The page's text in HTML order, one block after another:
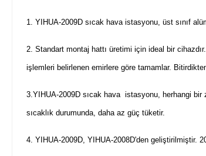
1. YIHUA-2009D sıcak hava istasyonu, üst sınıf
2. Standart montaj hattı üretimi için ideal bir cihazdır.
işlemleri belirlenen emirlere göre tamamlar.
3.YIHUA-2009D sıcak hava istasyonu, herhangi bir
sıcaklık durumunda, daha az güç tüketir.
4. YIHUA-2009D, YIHUA-2008D'den geliştirilmiştir.